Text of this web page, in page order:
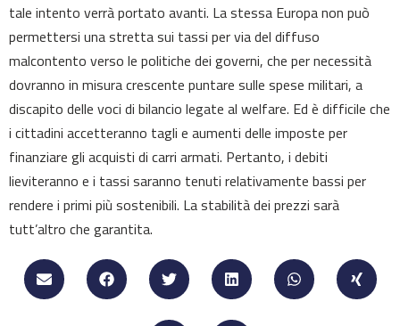
tale intento verrà portato avanti. La stessa Europa non può
permettersi una stretta sui tassi per via del diffuso
malcontento verso le politiche dei governi, che per necessità
dovranno in misura crescente puntare sulle spese militari, a
discapito delle voci di bilancio legate al welfare. Ed è difficile che
i cittadini accetteranno tagli e aumenti delle imposte per
finanziare gli acquisti di carri armati. Pertanto, i debiti
lieviteranno e i tassi saranno tenuti relativamente bassi per
rendere i primi più sostenibili. La stabilità dei prezzi sarà
tutt’altro che garantita.